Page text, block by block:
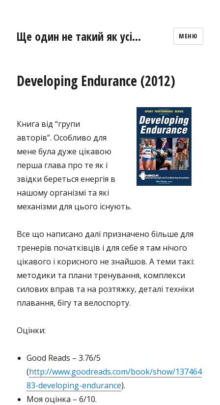
Ще один не такий як усі… МЕНЮ
Developing Endurance (2012)
Книга від “групи
авторів”. Особливо для
мене була дуже цікавою
перша глава про те як і
звідки береться енергія в
нашому організмі та які
механізми для цього існують.
Все що написано далі призначено більше для
тренерів початківців і для себе я там нічого
цікавого і корисного не знайшов. А теми такі:
методики та плани тренування, комплекси
силових вправ та на розтяжку, деталі техніки
плавання, бігу та велоспорту.
Оцінки:
Good Reads – 3.76/5
(http://www.goodreads.com/book/show/137464
83-developing-endurance).
Моя оцінка – 6/10.